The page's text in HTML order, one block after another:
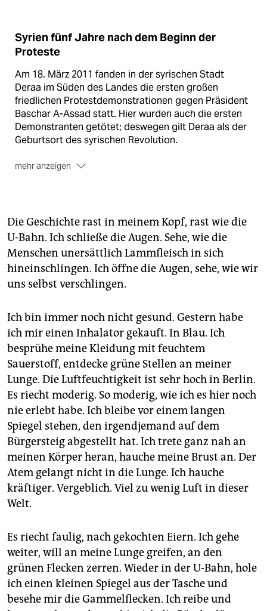
Syrien fünf Jahre nach dem Beginn der
Proteste
Am 18. März 2011 fanden in der syrischen Stadt
Deraa im Süden des Landes die ersten großen
friedlichen Protestdemonstrationen gegen Präsident
Baschar A-Assad statt. Hier wurden auch die ersten
Demonstranten getötet; deswegen gilt Deraa als der
Geburtsort des syrischen Revolution.
mehr anzeigen
über die Zukunft ihres Landes, setzen sich literarisch
mit dem Bürgerkrieg auseinander oder beschreiben
tägliche Herausforderungen wie das Telefonieren mit
ihren Familien und Freunden, ergänzt von Analysen.
Die komplette Ausgabe finden Sie am 18. März
gedruckt am Kiosk oderdigital am eKiosk
Die Geschichte rast in meinem Kopf, rast wie die
U-Bahn. Ich schließe die Augen. Sehe, wie die
Menschen unersättlich Lammfleisch in sich
hineinschlingen. Ich öffne die Augen, sehe, wie wir
uns selbst verschlingen.
Ich bin immer noch nicht gesund. Gestern habe
ich mir einen Inhalator gekauft. In Blau. Ich
besprühe meine Kleidung mit feuchtem
Sauerstoff, entdecke grüne Stellen an meiner
Lunge. Die Luftfeuchtigkeit ist sehr hoch in Berlin.
Es riecht moderig. So moderig, wie ich es hier noch
nie erlebt habe. Ich bleibe vor einem langen
Spiegel stehen, den irgendjemand auf dem
Bürgersteig abgestellt hat. Ich trete ganz nah an
meinen Körper heran, hauche meine Brust an. Der
Atem gelangt nicht in die Lunge. Ich hauche
kräftiger. Vergeblich. Viel zu wenig Luft in dieser
Welt.
Es riecht faulig, nach gekochten Eiern. Ich gehe
weiter, will an meine Lunge greifen, an den
grünen Flecken zerren. Wieder in der U-Bahn, hole
ich einen kleinen Spiegel aus der Tasche und
besehe mir die Gammelflecken. Ich reibe und